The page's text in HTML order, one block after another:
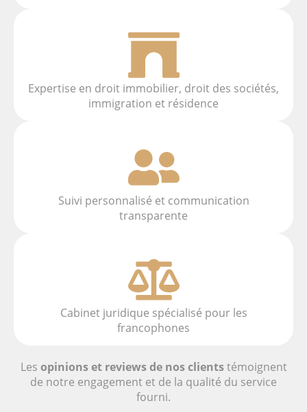
Expertise en droit immobilier, droit des sociétés,
immigration et résidence
Suivi personnalisé et communication
transparente
Cabinet juridique spécialisé pour les
francophones
Les opinions et reviews de nos clientstémoignent
de notre engagement et de la qualité du service
fourni.